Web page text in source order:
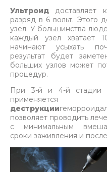
Ультроид доставляет
разряд в 6 вольт. Этого
узел. У большинства
каждый узел хватает
начинают усыхать
результат будет
больших узлов может
процедур.
При 3-й и 4-й стадии
применяется
деструкции
позволяет проводить
с минимальным
сроки заживления и